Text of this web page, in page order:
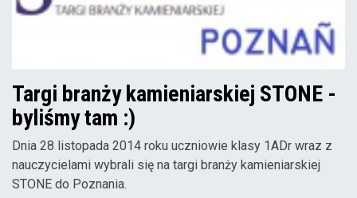
Targi branży kamieniarskiej STONE -
byliśmy tam :)
Dnia 28 listopada 2014 roku uczniowie klasy 1ADr wraz z
nauczycielami wybrali się na targi branży kamieniarskiej
STONE do Poznania.